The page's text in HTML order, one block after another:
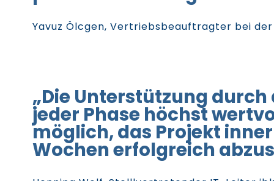
Yavuz Ölcgen, Vertriebsbeauftragter bei der
„Die Unterstützung durch
jeder Phase höchst
möglich, das Projekt
Wochen erfolgreich